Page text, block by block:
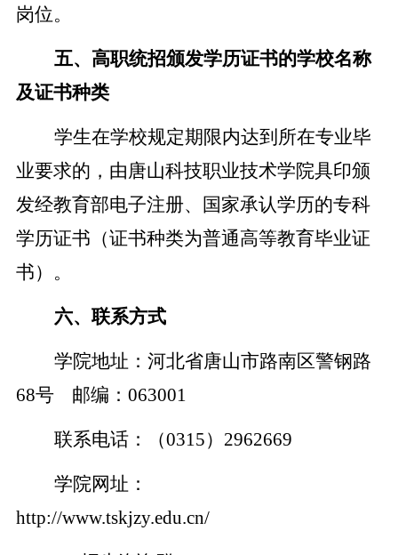
岗位。
五、高职统招颁发学历证书的学校名称
及证书种类
学生在学校规定期限内达到所在专业毕
业要求的，由唐山科技职业技术学院具印颁
发经教育部电子注册、国家承认学历的专科
学历证书（证书种类为普通高等教育毕业证
书）。
六、联系方式
学院地址：河北省唐山市路南区警钢路
68号 邮编：063001
联系电话：（0315）2962669
学院网址：
http://www.tskjzy.edu.cn/